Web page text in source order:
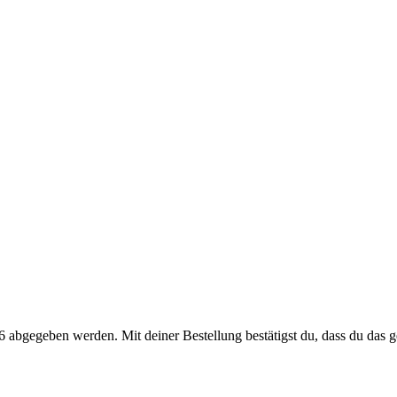
werden. Mit deiner Bestellung bestätigst du, dass du das